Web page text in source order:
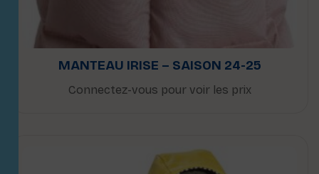
MANTEAU IRISE – SAISON 24-25
Connectez-vous pour voir les prix